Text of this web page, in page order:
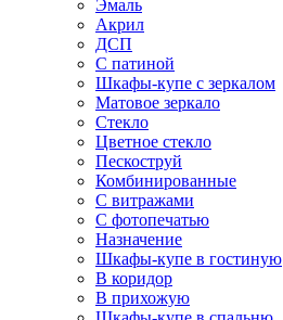
Эмаль
Акрил
ДСП
С патиной
Шкафы-купе с зеркалом
Матовое зеркало
Стекло
Цветное стекло
Пескоструй
Комбинированные
С витражами
С фотопечатью
Назначение
Шкафы-купе в гостиную
В коридор
В прихожую